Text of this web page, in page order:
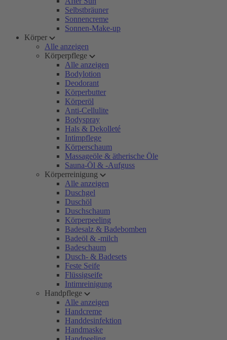
Selbstbräuner
Sonnencreme
Sonnen-Make-up
Körper
Alle anzeigen
Körperpflege
Alle anzeigen
Bodylotion
Deodorant
Körperbutter
Körperöl
Anti-Cellulite
Bodyspray
Hals & Dekolleté
Intimpflege
Körperschaum
Massageöle & ätherische Öle
Sauna-Öl & -Aufguss
Körperreinigung
Alle anzeigen
Duschgel
Duschöl
Duschschaum
Körperpeeling
Badesalz & Badebomben
Badeöl & -milch
Badeschaum
Dusch- & Badesets
Feste Seife
Flüssigseife
Intimreinigung
Handpflege
Alle anzeigen
Handcreme
Handdesinfektion
Handmaske